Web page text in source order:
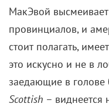
МакЭвой
провинциалов, и
стоит полагать,
это искусно и не в
заедающие в голове
Scottish – виднеется